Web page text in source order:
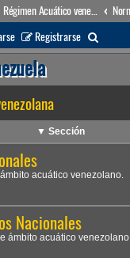
Régimen Acuático venezolano
Registrarse
u
a
r
▼ Sección
acuático venezolano.
Nacionales
ámbito acuático venezolano.